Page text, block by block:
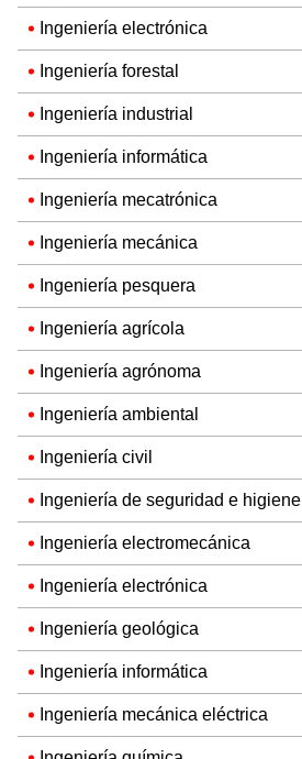
Ingeniería electrónica
Ingeniería forestal
Ingeniería industrial
Ingeniería informática
Ingeniería mecatrónica
Ingeniería mecánica
Ingeniería pesquera
Ingeniería agrícola
Ingeniería agrónoma
Ingeniería ambiental
Ingeniería civil
Ingeniería de seguridad e higiene
Ingeniería electromecánica
Ingeniería electrónica
Ingeniería geológica
Ingeniería informática
Ingeniería mecánica eléctrica